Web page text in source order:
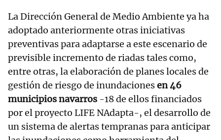
La Dirección General de Medio Ambiente ya ha
adoptado anteriormente otras iniciativas
preventivas para adaptarse a este escenario de
previsible incremento de riadas tales como,
entre otras, la elaboración de planes locales de
gestión de riesgo de inundacionesen 46
municipios navarros -18 de ellos financiados
por el proyecto LIFE NAdapta-, el desarrollo de
un sistema de alertas tempranas para anticipar